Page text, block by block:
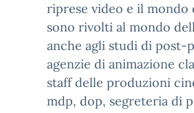
riprese video e il
sono rivolti al mondo
anche agli studi di post-
agenzie di animazione
staff delle produzioni
mdp, dop, segreteria di